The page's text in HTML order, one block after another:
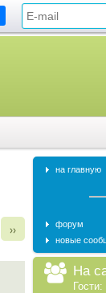
››
на главную
форум
новые
На
Гости: